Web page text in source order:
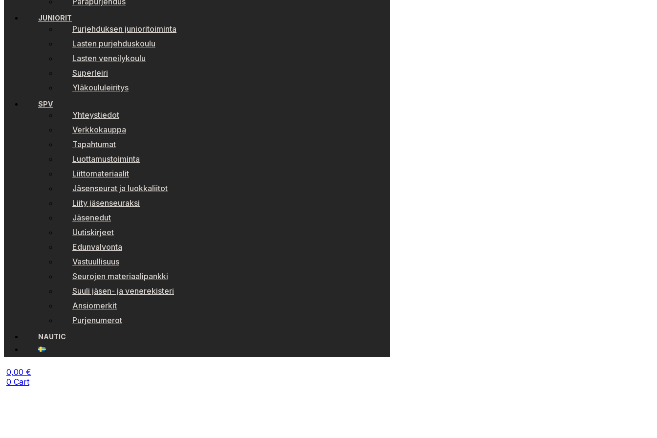
JUNIORIT
Purjehduksen junioritoiminta
Lasten purjehduskoulu
Lasten veneilykoulu
Superleiri
Yläkoululeiritys
SPV
Yhteystiedot
Verkkokauppa
Tapahtumat
Luottamustoiminta
Liittomateriaalit
Jäsenseurat ja luokkaliitot
Liity jäsenseuraksi
Jäsenedut
Uutiskirjeet
Edunvalvonta
Vastuullisuus
Seurojen materiaalipankki
Suuli jäsen- ja venerekisteri
Ansiomerkit
Purjenumerot
NAUTIC
0,00 €
0 Cart